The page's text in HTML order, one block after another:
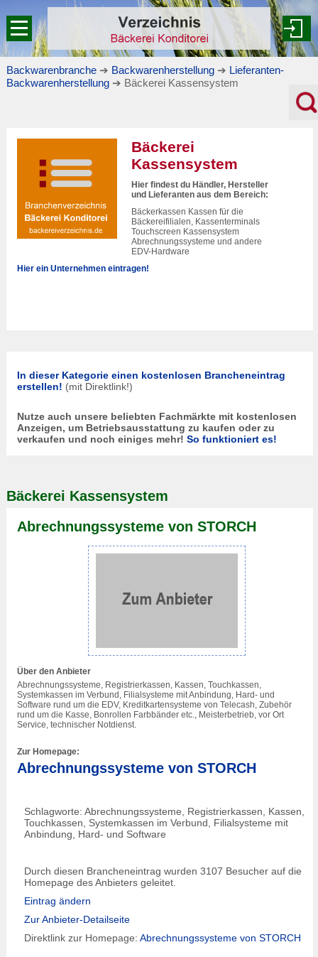
Backwarenbranche ➔ Backwarenherstellung ➔ Lieferanten-
Backwarenherstellung ➔ Bäckerei Kassensystem
Bäckerei
Kassensystem
Hier findest du Händler, Hersteller
und Lieferanten aus dem Bereich:
Bäckerkassen Kassen für die
Bäckereifilialen, Kassenterminals
Touchscreen Kassensystem
Abrechnungssysteme und andere
EDV-Hardware
Hier ein Unternehmen eintragen!
In dieser Kategorie einen kostenlosen Brancheneintrag
erstellen! (mit Direktlink!)
Nutze auch unsere beliebten Fachmärkte mit kostenlosen
Anzeigen, um Betriebsausstattung zu kaufen oder zu
verkaufen und noch einiges mehr! So funktioniert es!
Bäckerei Kassensystem
Abrechnungssysteme von STORCH
Über den Anbieter
Abrechnungssysteme, Registrierkassen, Kassen, Touchkassen,
Systemkassen im Verbund, Filialsysteme mit Anbindung, Hard- und
Software rund um die EDV, Kreditkartensysteme von Telecash, Zubehör
rund um die Kasse, Bonrollen Farbbänder etc., Meisterbetrieb, vor Ort
Service, technischer Notdienst.
Zur Homepage:
Abrechnungssysteme von STORCH
Schlagworte: Abrechnungssysteme, Registrierkassen, Kassen,
Touchkassen, Systemkassen im Verbund, Filialsysteme mit
Anbindung, Hard- und Software
Durch diesen Brancheneintrag wurden 3107 Besucher auf die
Homepage des Anbieters geleitet.
Eintrag ändern
Zur Anbieter-Detailseite
Direktlink zur Homepage: Abrechnungssysteme von STORCH